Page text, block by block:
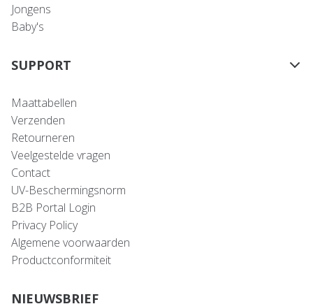
Jongens
Baby's
SUPPORT
Maattabellen
Verzenden
Retourneren
Veelgestelde vragen
Contact
UV-Beschermingsnorm
B2B Portal Login
Privacy Policy
Algemene voorwaarden
Productconformiteit
NIEUWSBRIEF